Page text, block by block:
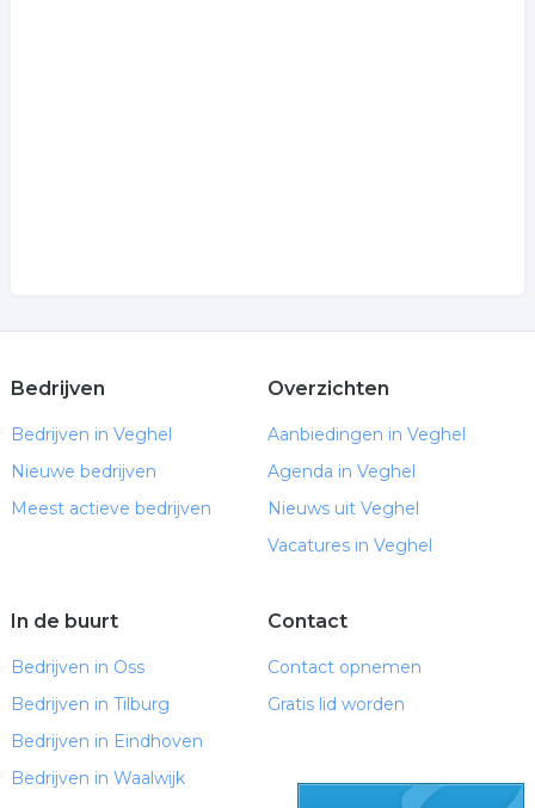
Bedrijven
Bedrijven in Veghel
Nieuwe bedrijven
Meest actieve bedrijven
Overzichten
Aanbiedingen in Veghel
Agenda in Veghel
Nieuws uit Veghel
Vacatures in Veghel
In de buurt
Bedrijven in Oss
Bedrijven in Tilburg
Bedrijven in Eindhoven
Bedrijven in Waalwijk
Contact
Contact opnemen
Gratis lid worden